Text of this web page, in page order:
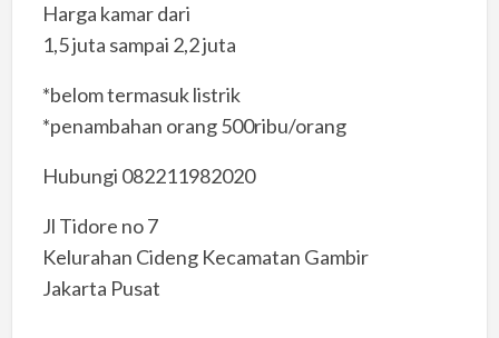
Harga kamar dari
1,5 juta sampai 2,2 juta
*belom termasuk listrik
*penambahan orang 500ribu/orang
Hubungi 082211982020
Jl Tidore no 7
Kelurahan Cideng Kecamatan Gambir
Jakarta Pusat